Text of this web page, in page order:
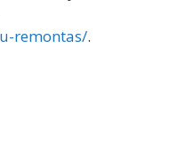
remontas/.